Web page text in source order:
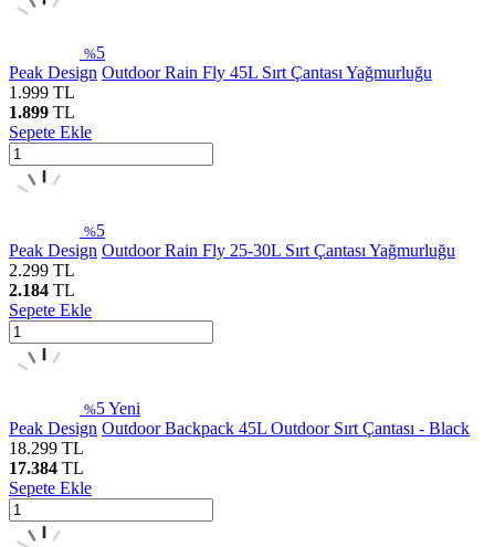
%5
Peak Design Outdoor Rain Fly 45L Sırt Çantası Yağmurluğu
1.999 TL
1.899 TL
Sepete Ekle
%5
Peak Design Outdoor Rain Fly 25-30L Sırt Çantası Yağmurluğu
2.299 TL
2.184 TL
Sepete Ekle
%5Yeni
Peak Design Outdoor Backpack 45L Outdoor Sırt Çantası - Black
18.299 TL
17.384 TL
Sepete Ekle